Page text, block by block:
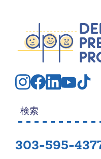
検索する：
303-595-